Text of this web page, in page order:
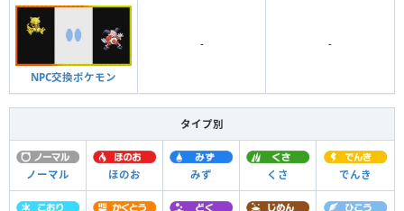
NPC交換ポケモン
- -
タイプ別
ノーマル ほのお みず くさ でんき